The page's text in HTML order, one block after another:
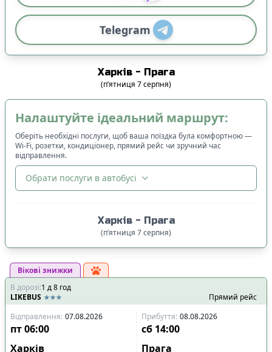
Telegram
Харків - Прага
(п’ятниця 7серпня)
Налаштуйте ідеальний маршрут:
Оберіть необхідні послуги, щоб ваша поїздка була комфортною —
Wi-Fi, розетки, кондиціонер, прямий рейс чи зручний час
відправлення.
Обрати послуги в автобусі
Спочатку дешевші
Час відправлення
Спочатку ранні
Спочатку вечірні
Час прибуття
Харків - Прага
(п’ятниця 7серпня)
Вікові знижки
В дорозі:1 д8 год
LIKEBUS
Прямий рейс
Відправлення: 07.08.2026 Прибуття: 08.08.2026
пт06:00 сб 14:00
Харків
Прага